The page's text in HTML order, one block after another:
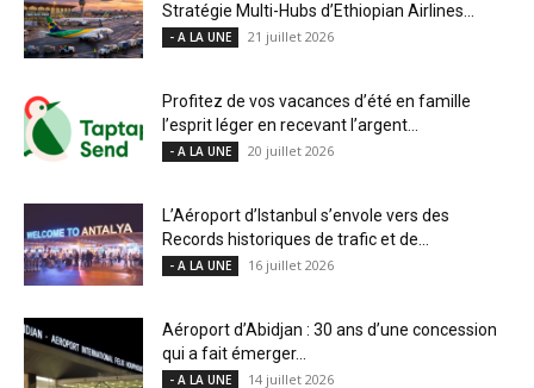
Stratégie Multi-Hubs d’Ethiopian Airlines...
- A LA UNE 21 juillet 2026
Profitez de vos vacances d’été en famille
l’esprit léger en recevant l’argent...
- A LA UNE 20 juillet 2026
L’Aéroport d’Istanbul s’envole vers des
Records historiques de trafic et de...
- A LA UNE 16 juillet 2026
Aéroport d’Abidjan : 30 ans d’une concession
qui a fait émerger...
- A LA UNE 14 juillet 2026